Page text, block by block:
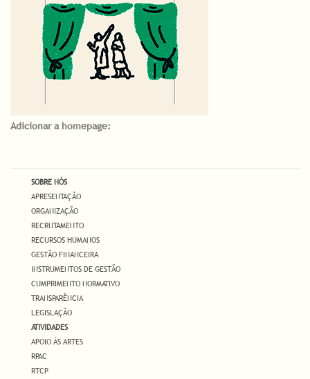
Adicionar a homepage:
SOBRE NÓS
APRESENTAÇÃO
ORGANIZAÇÃO
RECRUTAMENTO
RECURSOS HUMANOS
GESTÃO FINANCEIRA
INSTRUMENTOS DE GESTÃO
CUMPRIMENTO NORMATIVO
TRANSPARÊNCIA
LEGISLAÇÃO
ATIVIDADES
APOIO ÀS ARTES
RPAC
RTCP